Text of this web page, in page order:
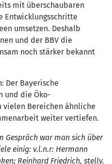
mit überschaubaren
Entwicklungsschritte
umsetzen. Deshalb
und der BBV die
noch stärker bekannt
Der Bayerische
und die Öko-
vielen Bereichen ähnliche
weiter vertiefen.
Gespräch war man sich über
einig: v.l.n.r: Hermann
Reinhard Friedrich, stellv.